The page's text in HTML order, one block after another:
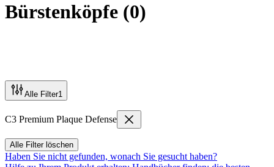
Bürstenköpfe (0)
Alle Filter1
C3 Premium Plaque Defense
Alle Filter löschen
Haben Sie nicht gefunden, wonach Sie gesucht haben?